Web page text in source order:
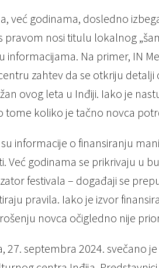
već godinama, dosledno
pravom nosi titulu lokalnog
Na primer, IN
zahtev da se otkriju detalji
ovog leta u Inđiji. Iako je
tome koliko je tačno novca
informacije o finansiranju
Već godinama se prikrivaju u
festivala – događaji se
pravila. Iako je izvor
novca očigledno nije
27. septembra 2024. svečano